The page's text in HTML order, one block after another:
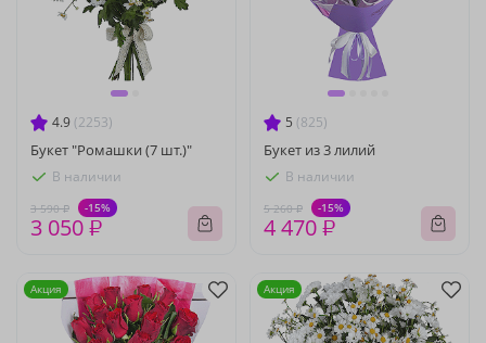
4.9 (2253)
Букет "Ромашки (7 шт.)"
В наличии
3 590 ₽ -15%
3 050 ₽
5 (825)
Букет из 3 лилий
В наличии
5 260 ₽ -15%
4 470 ₽
Акция Акция